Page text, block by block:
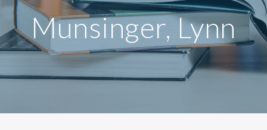
Munsinger, Lynn